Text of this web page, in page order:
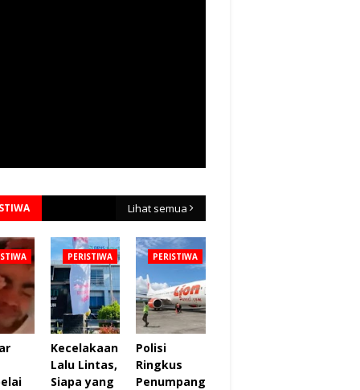
Lihat semua
PERISTIWA
Kecelakaan
Lalu Lintas,
Siapa yang
PERISTIWA
Polisi
Ringkus
Penumpang